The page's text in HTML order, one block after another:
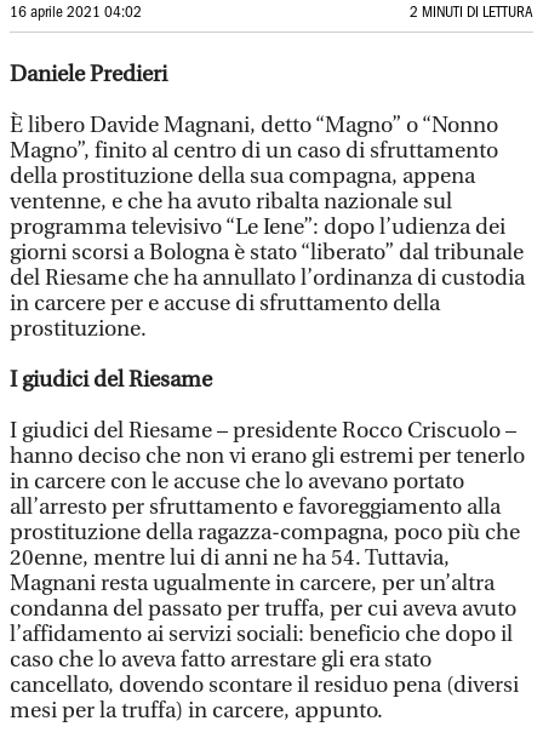
16 aprile 2021 04:02 2 MINUTI DI LETTURA
Daniele Predieri
È libero Davide Magnani, detto “Magno” o “Nonno
Magno”, finito al centro di un caso di sfruttamento
della prostituzione della sua compagna, appena
ventenne, e che ha avuto ribalta nazionale sul
programma televisivo “Le Iene”: dopo l’udienza dei
giorni scorsi a Bologna è stato “liberato” dal tribunale
del Riesame che ha annullato l’ordinanza di custodia
in carcere per e accuse di sfruttamento della
prostituzione.
I giudici del Riesame
I giudici del Riesame – presidente Rocco Criscuolo –
hanno deciso che non vi erano gli estremi per tenerlo
in carcere con le accuse che lo avevano portato
all’arresto per sfruttamento e favoreggiamento alla
prostituzione della ragazza-compagna, poco più che
20enne, mentre lui di anni ne ha 54. Tuttavia,
Magnani resta ugualmente in carcere, per un’altra
condanna del passato per truffa, per cui aveva avuto
l’affidamento ai servizi sociali: beneficio che dopo il
caso che lo aveva fatto arrestare gli era stato
cancellato, dovendo scontare il residuo pena (diversi
mesi per la truffa) in carcere, appunto.